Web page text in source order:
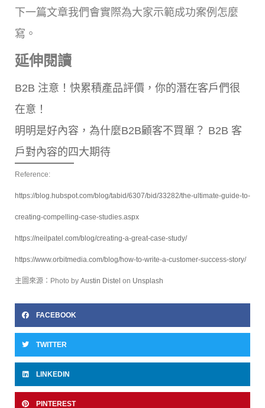
下一篇文章我們會實際為大家示範成功案例怎麼
寫。
延伸閱讀
B2B 注意！快累積產品評價，你的潛在客戶們很
在意！
明明是好內容，為什麼B2B顧客不買單？ B2B 客
戶對內容的四大期待
Reference:
https://blog.hubspot.com/blog/tabid/6307/bid/33282/the-ultimate-guide-to-
creating-compelling-case-studies.aspx
https://neilpatel.com/blog/creating-a-great-case-study/
https://www.orbitmedia.com/blog/how-to-write-a-customer-success-story/
主圖來源：Photo by Austin Distel on Unsplash
FACEBOOK
TWITTER
LINKEDIN
PINTEREST